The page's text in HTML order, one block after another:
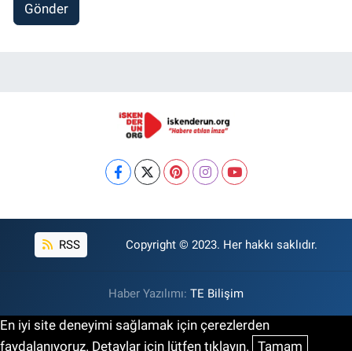
Gönder
RSS Copyright © 2023. Her hakkı saklıdır.
Haber Yazılımı: TE Bilişim
En iyi site deneyimi sağlamak için çerezlerden
faydalanıyoruz. Detaylar için lütfen tıklayın. Tamam